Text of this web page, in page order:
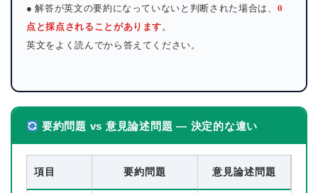
● 解答が英文の要約になっていないと判断された場合は、 0
点と採点されることがあります。
英文をよく読んでから答えてください。
要約問題 vs 意見論述問題 — 決定的な違い
項目 要約問題 意見論述問題